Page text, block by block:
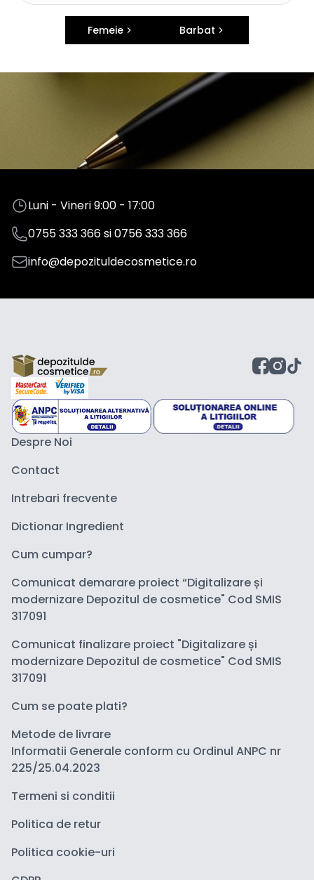
Femeie Barbat
Luni - Vineri 9:00 - 17:00
0755 333 366si0756 333 366
info@depozituldecosmetice.ro
Despre Noi
Contact
Intrebari frecvente
Dictionar Ingredient
Cum cumpar?
Comunicat demarare proiect “Digitalizare și
modernizare Depozitul de cosmetice" Cod SMIS
317091
Comunicat finalizare proiect "Digitalizare și
modernizare Depozitul de cosmetice" Cod SMIS
317091
Cum se poate plati?
Metode de livrare
Informatii Generale conform cu Ordinul ANPC nr
225/25.04.2023
Termeni si conditii
Politica de retur
Politica cookie-uri